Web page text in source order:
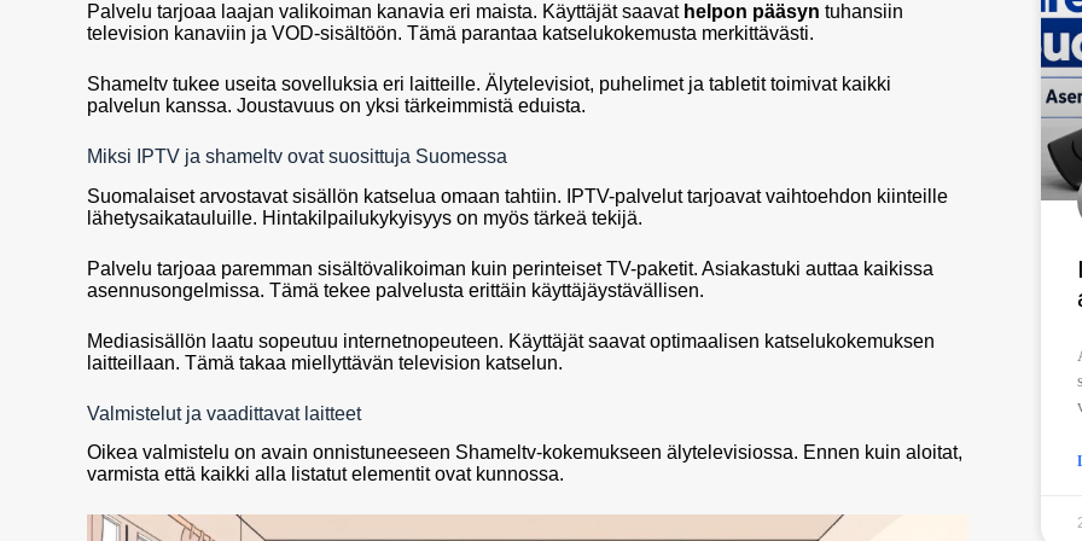
Palvelu tarjoaa laajan valikoiman kanavia eri maista. Käyttäjät saavat helpon pääsyn tuhansiin
television kanaviin ja VOD-sisältöön. Tämä parantaa katselukokemusta merkittävästi.
Shameltv tukee useita sovelluksia eri laitteille. Älytelevisiot, puhelimet ja tabletit toimivat kaikki
palvelun kanssa. Joustavuus on yksi tärkeimmistä eduista.
Miksi IPTV ja shameltv ovat suosittuja Suomessa
Suomalaiset arvostavat sisällön katselua omaan tahtiin. IPTV-palvelut tarjoavat vaihtoehdon kiinteille
lähetysaikatauluille. Hintakilpailukykyisyys on myös tärkeä tekijä.
Palvelu tarjoaa paremman sisältövalikoiman kuin perinteiset TV-paketit. Asiakastuki auttaa kaikissa
asennusongelmissa. Tämä tekee palvelusta erittäin käyttäjäystävällisen.
Mediasisällön laatu sopeutuu internetnopeuteen. Käyttäjät saavat optimaalisen katselukokemuksen
laitteillaan. Tämä takaa miellyttävän television katselun.
Valmistelut ja vaadittavat laitteet
Oikea valmistelu on avain onnistuneeseen Shameltv-kokemukseen älytelevisiossa. Ennen kuin aloitat,
varmista että kaikki alla listatut elementit ovat kunnossa.